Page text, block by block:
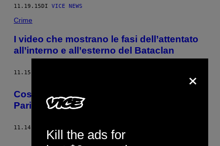
11.19.15 DI VICE NEWS
Crime
I video che mostrano le fasi dell’attentato
all’interno e all’esterno del Bataclan
11.15.15
Cosa sappiamo finora sugli attentati di
Parigi, per punti
11.14.15
×
Kill the ads for